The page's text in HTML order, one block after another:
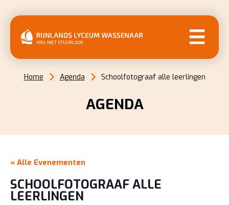
Home Agenda Schoolfotograaf alle leerlingen
AGENDA
« Alle Evenementen
SCHOOLFOTOGRAAF ALLE
LEERLINGEN